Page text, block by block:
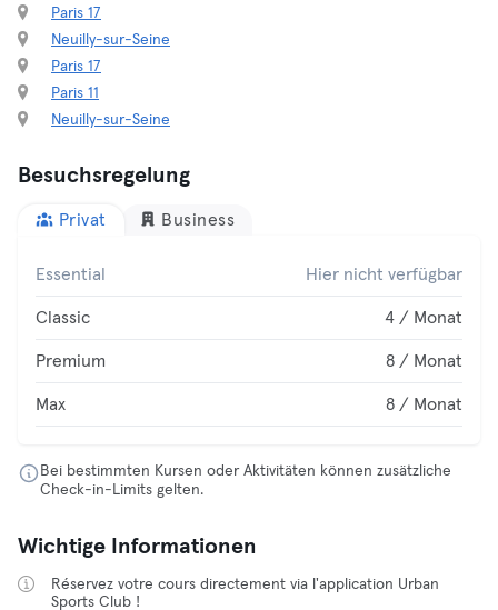
Paris 17
Neuilly-sur-Seine
Paris 17
Paris 11
Neuilly-sur-Seine
Besuchsregelung
Privat Business
Essential Hier nicht verfügbar
Classic 4 / Monat
Premium 8 / Monat
Max 8 / Monat
Bei bestimmten Kursen oder Aktivitäten können zusätzliche
Check-in-Limits gelten.
Wichtige Informationen
Réservez votre cours directement via l'application Urban
Sports Club !